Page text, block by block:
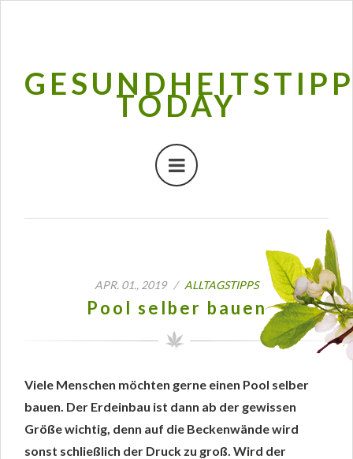
TODAY
APR. 01., 2019 / ALLTAGSTIPPS
Pool selber bauen
Viele Menschen möchten gerne einen Pool selber
bauen. Der Erdeinbau ist dann ab der gewissen
Größe wichtig, denn auf die Beckenwände wird
sonst schließlich der Druck zu groß. Wird der